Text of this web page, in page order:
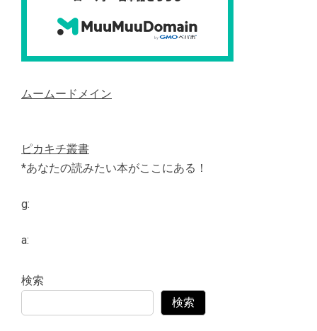
ムームードメイン
ピカキチ叢書
*あなたの読みたい本がここにある！
g:
a:
検索
検索